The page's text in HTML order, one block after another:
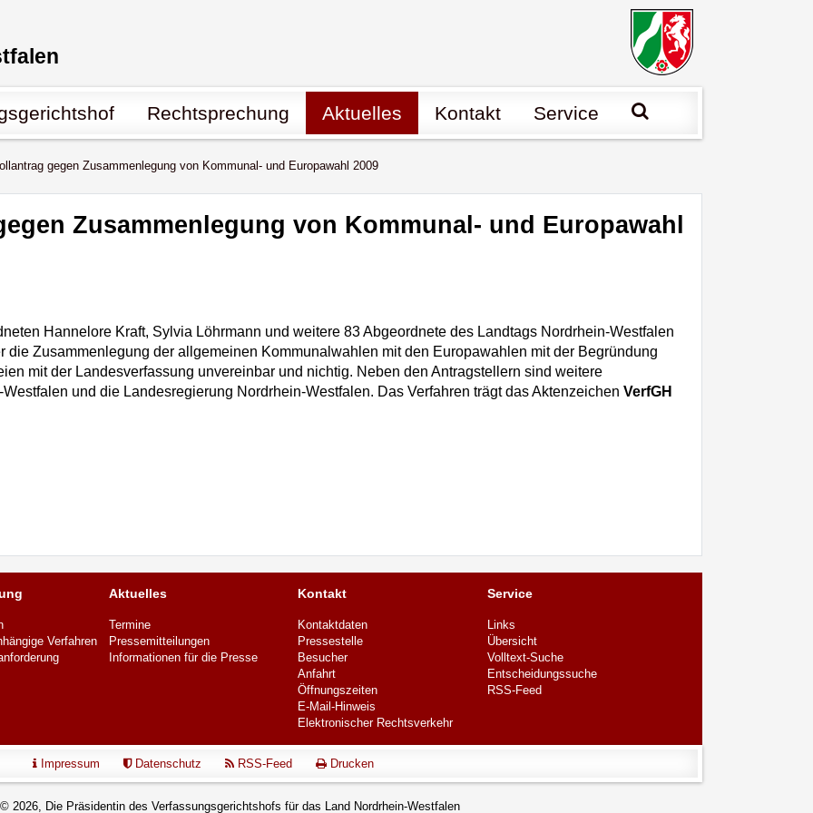
Rechtsprechung Aktuelles Kontakt Service Suche
gegen Zusammenlegung von Kommunal- und Europawahl 2009
Zusammenlegung von Kommunal- und Europawahl
Hannelore Kraft, Sylvia Löhrmann und weitere 83 Abgeordnete des Landtags Nordrhein-Westfalen
die Zusammenlegung der allgemeinen Kommunalwahlen mit den Europawahlen mit der Begründung
mit der Landesverfassung unvereinbar und nichtig. Neben den Antragstellern sind weitere
und die Landesregierung Nordrhein-Westfalen. Das Verfahren trägt das Aktenzeichen VerfGH
Verfahren
Aktuelles
Termine
Pressemitteilungen
Informationen für die Presse
Kontakt
Kontaktdaten
Pressestelle
Besucher
Anfahrt
Öffnungszeiten
E-Mail-Hinweis
Elektronischer Rechtsverkehr
Service
Links
Übersicht
Volltext-Suche
Entscheidungssuche
RSS-Feed
Impressum Datenschutz RSS-Feed Drucken
2026, Die Präsidentin des Verfassungsgerichtshofs für das Land Nordrhein-Westfalen